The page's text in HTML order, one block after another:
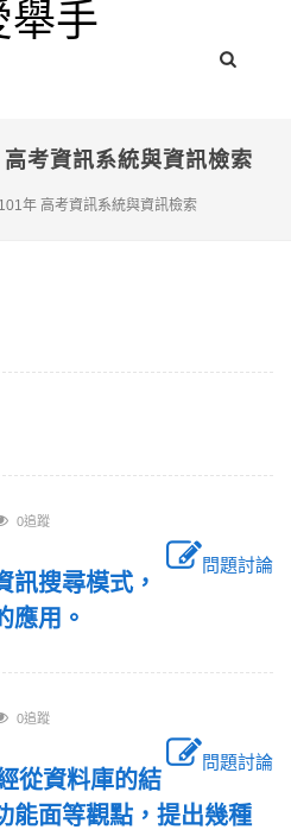
考資訊系統與資訊檢索
101年 高考資訊系統與資訊檢索
0追蹤
問題討論
搜尋模式，
應用。
0追蹤
問題討論
從資料庫的結
能面等觀點，提出幾種